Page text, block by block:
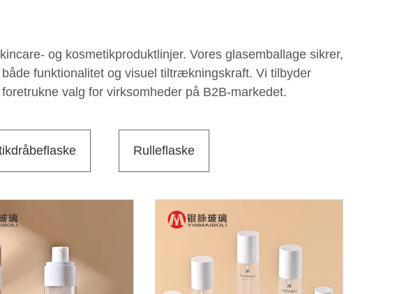
og kosmetikproduktlinjer. Vores glasemballage sikrer,
funktionalitet og visuel tiltrækningskraft. Vi tilbyder
valg for virksomheder på B2B-markedet.
Rulleflaske